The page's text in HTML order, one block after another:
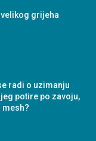
grijeha
radi o uzimanju
potire po zavoju,
mesh?